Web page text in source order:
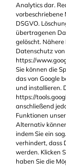
Analytics dar.
DSGVO.
übertragenen
gelöscht.
Datenschutz
https://
Sie können die
das von Google
und installieren.
https://
anschließend
Funktionen
Alternativ
indem Sie ein
verhindert, dass
werden. Klicken
haben Sie die